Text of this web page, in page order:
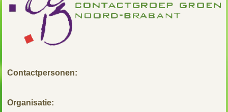
Contactpersonen:
Organisatie: